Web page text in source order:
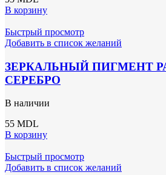
В корзину
Быстрый просмотр
Добавить в список желаний
ЗЕРКАЛЬНЫЙ ПИГМЕНТ
СЕРЕБРО
В наличии
55 MDL
В корзину
Быстрый просмотр
Добавить в список желаний